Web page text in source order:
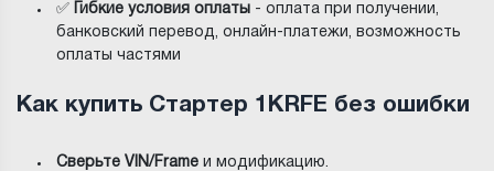
✅ Гибкие условия оплаты - оплата при получении,
банковский перевод, онлайн-платежи, возможность
оплаты частями
Как купить Стартер 1KRFE без ошибки
Сверьте VIN/Frame и модификацию.